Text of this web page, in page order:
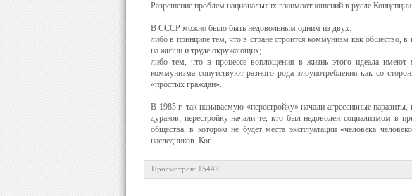
Разрешение проблем национальных взаимоотношений в русле
В СССР можно было быть недовольным одним из двух:
либо в принципе тем, что в стране строится коммунизм как общество, в
на жизни и труде окружающих;
либо тем, что в процессе воплощения в жизнь этого идеала имеют
коммунизма сопутствуют разного рода злоупотребления как со
«простых граждан».
В 1985 г. так называемую «перестройку» начали агрессивные
дураков; перестройку начали те, кто был недоволен социализмом в
общества, в котором не будет места эксплуатации «человека
наследников. Ког
Просмотров: 15442